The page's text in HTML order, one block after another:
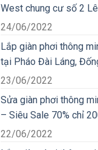
West chung cư số 2
24/06/2022
Lắp giàn phơi thông
tại Pháo Đài Láng,
23/06/2022
Sửa giàn phơi thông
– Siêu Sale 70% chỉ
22/06/2022